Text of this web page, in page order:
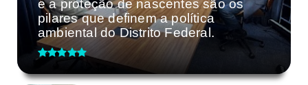
e a proteção de nascentes são os
pilares que definem a política
ambiental do Distrito Federal.